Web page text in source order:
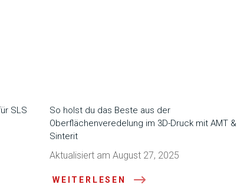
SLS
So holst du das Beste aus der
Oberflächenveredelung im 3D-Druck mit AMT &
Sinterit
Aktualisiert am August 27, 2025
WEITERLESEN